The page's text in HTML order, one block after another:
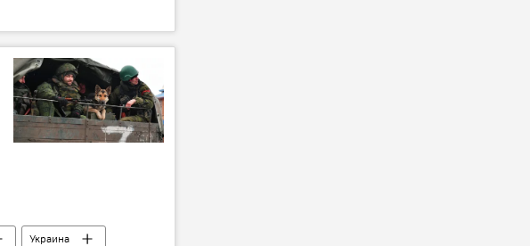
Украина